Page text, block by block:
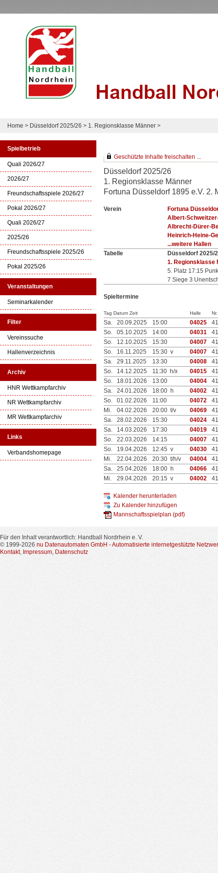
Home > Düsseldorf 2025/26 > 1. Regionsklasse Männer >
Spielbetrieb
Quali 2026/27
2026/27
Freundschaftsspiele 2026/27
Pokal 2026/27
Quali 2026/27
2025/26
Freundschaftsspiele 2025/26
Pokal 2025/26
Veranstaltungen
Seminarkalender
Filter
Vereinssuche
Hallenverzeichnis
Archiv
HNR Wettkampfarchiv
NR Wettkampfarchiv
MR Wettkampfarchiv
Links
Verbandshomepage
Geschützte Inhalte freischalten ...
Düsseldorf 2025/26
1. Regionsklasse Männer
Fortuna Düsseldorf 1895 e.V. 2.
Verein
Fortuna
Albert-
Albrecht-Dürer-
Heinrich-Heine-
...weitere Hallen
Tabelle
Düsseldorf 2025/
1. Regionsklasse
5. Platz 17:15
7 Siege 3
Spieltermine
Tag Datum Zeit Halle Nr.
Sa. 20.09.2025 15:00 04025
So.
05.10.2025 14:00 04031
So.
12.10.2025 15:30 04007
So.
16.11.2025 15:30 v 04007
Sa.
29.11.2025 13:30 04008
So.
14.12.2025 11:30 h/x 04015
So.
18.01.2026 13:00 04004
Sa.
24.01.2026 18:00 h 04002
So.
01.02.2026 11:00 04072
Mi.
04.02.2026 20:00 t/v 04069
Sa.
28.02.2026 15:30 04024
Sa.
14.03.2026 17:30 04019
So.
22.03.2026 14:15 04007
So.
19.04.2026 12:45 v 04030
Mi.
22.04.2026 20:30 t/h/v 04004
Sa.
25.04.2026 18:00 h 04066
Mi.
29.04.2026 20:15 v 04002
Kalender herunterladen
Zu Kalender hinzufügen
Mannschaftsspielplan (pdf)
Für den Inhalt verantwortlich: Handball Nordrhein e. V.
© 1999-2026 nu Datenautomaten GmbH - Automatisierte internetgestützte
Kontakt, Impressum, Datenschutz